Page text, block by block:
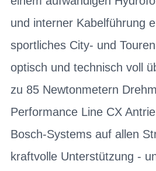
und interner Kabelführung
sportliches City- und
optisch und technisch voll
zu 85 Newtonmetern
Performance Line CX
Bosch-Systems auf allen
kraftvolle Unterstützung -